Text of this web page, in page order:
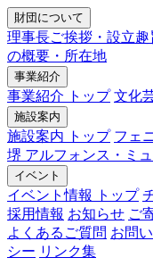
財団について
理事長ご挨拶・設立趣
の概要・所在地
事業紹介
事業紹介 トップ 文化
施設案内
施設案内 トップ フェ
堺 アルフォンス・ミ
イベント
イベント情報 トップ
採用情報 お知らせ ご
よくあるご質問 お問
シー リンク集